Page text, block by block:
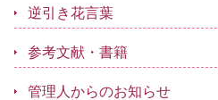
逆引き花言葉
参考文献・書籍
管理人からのお知らせ